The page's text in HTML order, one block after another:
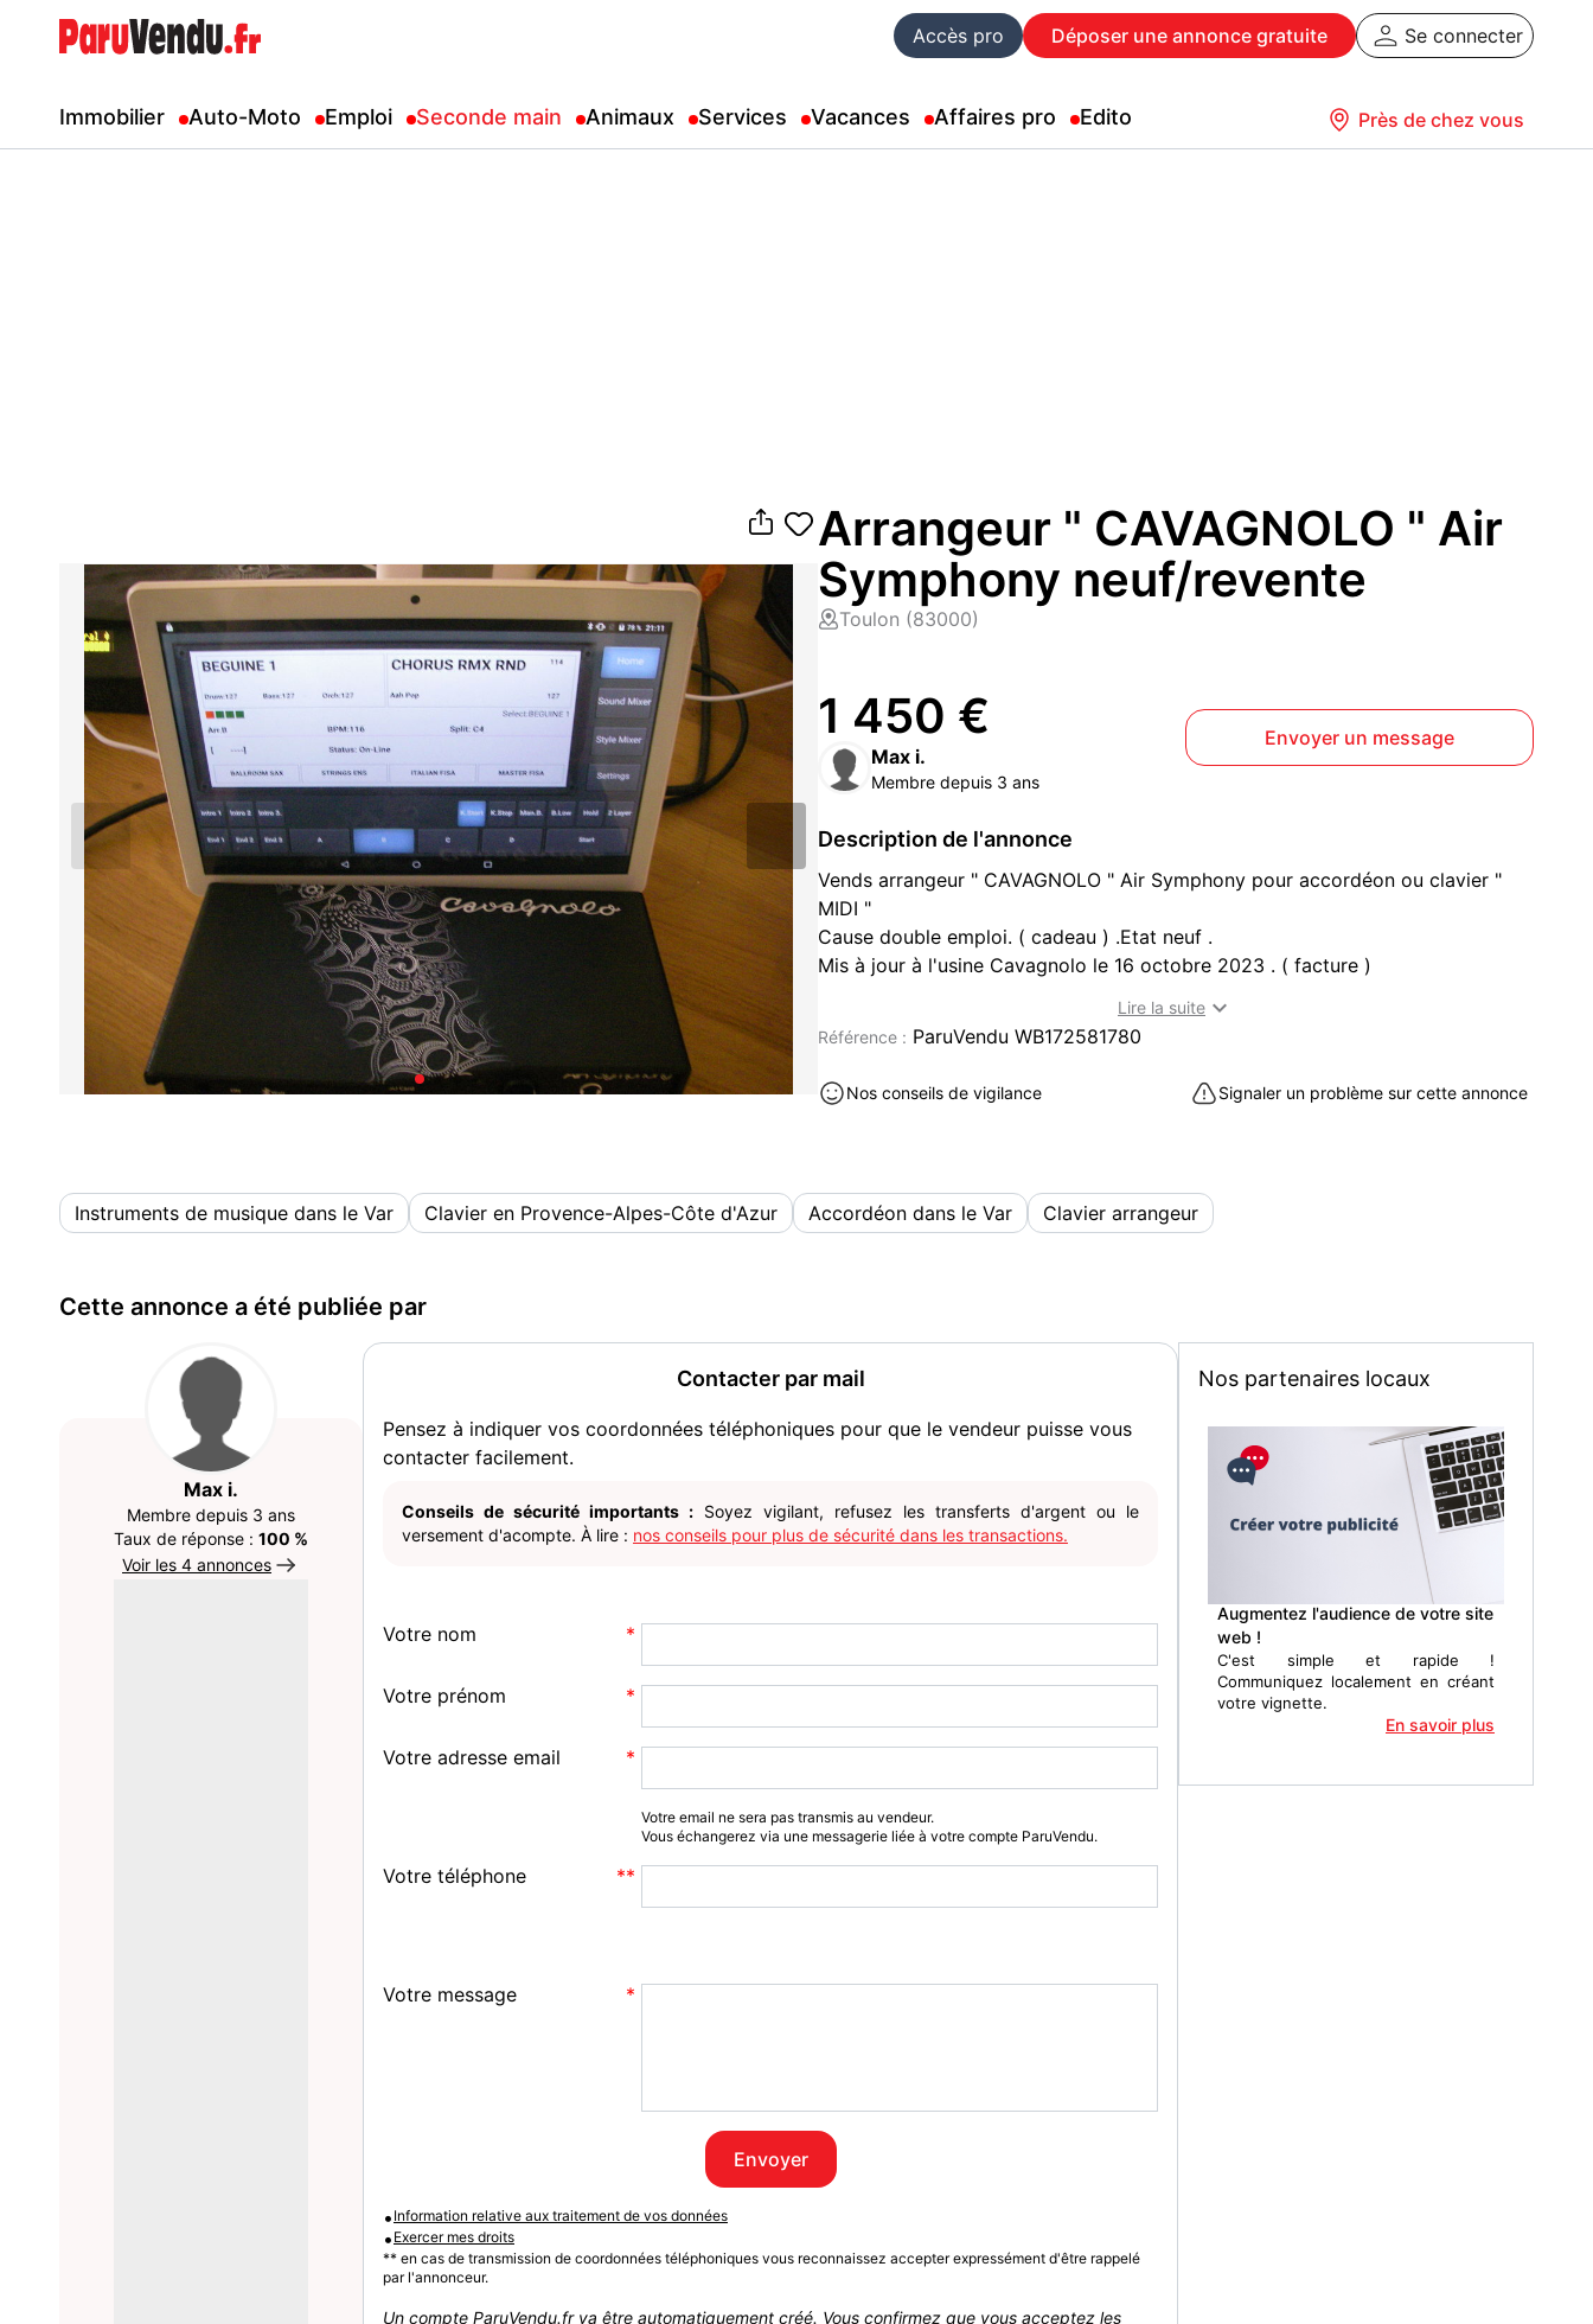
Accès pro Déposer une annonce gratuite Se connecter
Immobilier Auto-Moto Emploi Seconde main Animaux Services Vacances Affaires pro Edito Près de chez vous
Arrangeur " CAVAGNOLO " Air
Symphony neuf/revente
Toulon (83000)
1 450 €
Max i.
Membre depuis 3 ans
Envoyer un message
Description de l'annonce
Vends arrangeur " CAVAGNOLO " Air Symphony pour accordéon ou clavier "
MIDI "
Cause double emploi. ( cadeau ) .Etat neuf .
Mis à jour à l'usine Cavagnolo le 16 octobre 2023 . ( facture )
Lire la suite 
Référence : ParuVendu WB172581780
Nos conseils de vigilance Signaler un problème sur cette annonce
Instruments de musique dans le Var Clavier en Provence-Alpes-Côte d'Azur Accordéon dans le Var Clavier arrangeur
Cette annonce a été publiée par
Max i.
Membre depuis 3 ans
Taux de réponse : 100 %
Voir les 4 annonces
Contacter par mail
Pensez à indiquer vos coordonnées téléphoniques pour que le vendeur puisse vous
contacter facilement.
Conseils de sécurité importants : Soyez vigilant, refusez les transferts d'argent ou le
versement d'acompte. À lire : nos conseils pour plus de sécurité dans les transactions.
Votre nom
Votre prénom
Votre adresse email
Votre email ne sera pas transmis au vendeur.
Vous échangerez via une messagerie liée à votre compte ParuVendu.
Votre téléphone
Votre message
Envoyer
• Information relative aux traitement de vos données
• Exercer mes droits
** en cas de transmission de coordonnées téléphoniques vous reconnaissez accepter expressément d'être rappelé
par l'annonceur.
Un compte ParuVendu.fr va être automatiquement créé. Vous confirmez que vous acceptez les
Nos partenaires locaux
Augmentez l'audience de votre site
web !
C'est simple et rapide !
Communiquez localement en créant
votre vignette.
En savoir plus